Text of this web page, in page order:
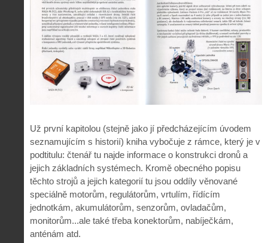
Už první kapitolou (stejně jako jí předcházejícím úvodem
seznamujícím s historií) kniha vybočuje z rámce, který je v
podtitulu: čtenář tu najde informace o konstrukci dronů a
jejich základních systémech. Kromě obecného popisu
těchto strojů a jejich kategorií tu jsou oddíly věnované
speciálně motorům, regulátorům, vrtulím, řídícím
jednotkám, akumulátorům, senzorům, ovladačům,
monitorům...ale také třeba konektorům, nabíječkám,
anténám atd.